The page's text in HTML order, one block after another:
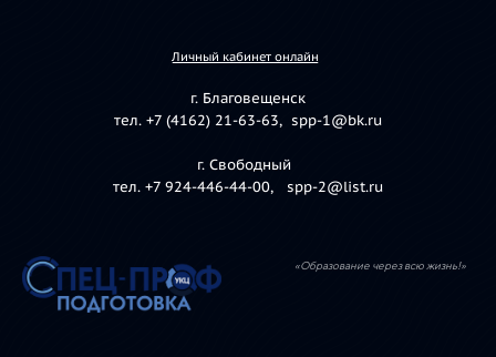
Личный кабинет онлайн
г. Благовещенск
тел. +7 (4162) 21-63-63, spp-1@bk.ru
г. Свободный
тел. +7 924-446-44-00, spp-2@list.ru
«Образование через всю жизнь!»